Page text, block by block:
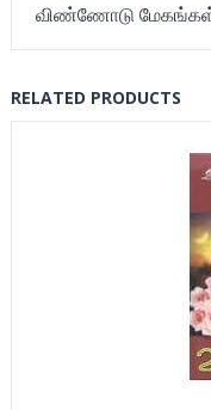
விண்ணோடு மேகங்கள்
RELATED PRODUCTS